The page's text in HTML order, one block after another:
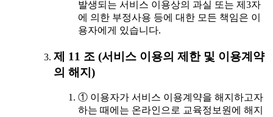
발생되는 서비스 이용상의 과실 또는 제3자
에 의한 부정사용 등에 대한 모든 책임은 이
용자에게 있습니다.
제 11 조 (서비스 이용의 제한 및 이용계약
의 해지)
① 이용자가 서비스 이용계약을 해지하고자
하는 때에는 온라인으로 교육정보원에 해지